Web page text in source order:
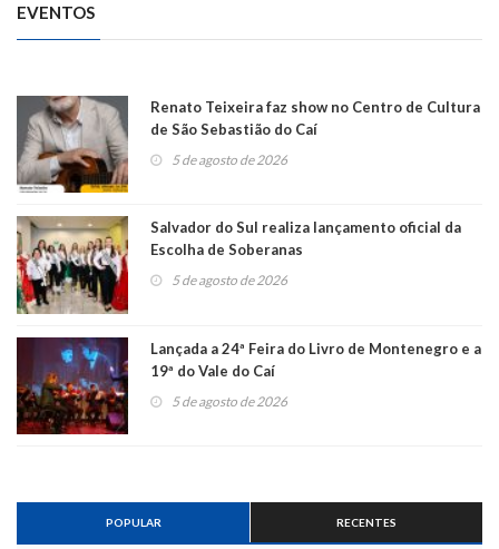
EVENTOS
Renato Teixeira faz show no Centro de Cultura
de São Sebastião do Caí
5 de agosto de 2026
Salvador do Sul realiza lançamento oficial da
Escolha de Soberanas
5 de agosto de 2026
Lançada a 24ª Feira do Livro de Montenegro e a
19ª do Vale do Caí
5 de agosto de 2026
POPULAR RECENTES